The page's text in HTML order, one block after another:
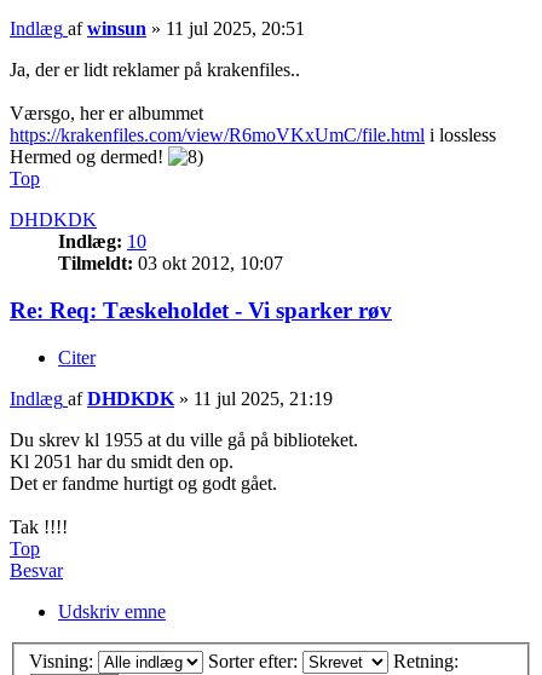
Indlæg afwinsun » 11 jul 2025, 20:51
Ja, der er lidt reklamer på krakenfiles..
Værsgo, her er albummet
https://krakenfiles.com/view/R6moVKxUmC/file.html i lossless
Hermed og dermed!
Top
DHDKDK
Indlæg: 10
Tilmeldt: 03 okt 2012, 10:07
Re: Req: Tæskeholdet - Vi sparker røv
Citer
Indlæg afDHDKDK » 11 jul 2025, 21:19
Du skrev kl 1955 at du ville gå på biblioteket.
Kl 2051 har du smidt den op.
Det er fandme hurtigt og godt gået.
Tak !!!!
Top
Besvar
Udskriv emne
Visning: Sorter efter: Retning: